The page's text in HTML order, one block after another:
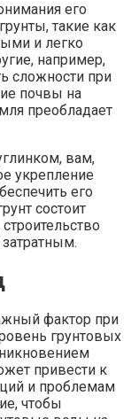
его
такие как
и легко
например,
сложности при
почвы на
преобладает
вам,
укрепление
его
состоит
фактор при
грунтовых
привести к
и проблемам
чтобы